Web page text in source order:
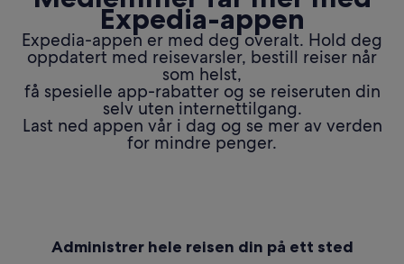
Expedia-appen
Expedia-appen er med deg overalt. Hold deg
oppdatert med reisevarsler, bestill reiser når
som helst,
få spesielle app-rabatter og se reiseruten din
selv uten internettilgang.
Last ned appen vår i dag og se mer av verden
for mindre penger.
Administrer hele reisen din på ett sted